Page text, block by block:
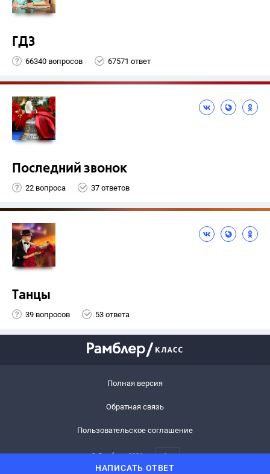
НАПИСАТЬ ОТВЕТ
ГДЗ
66340 вопросов 67571 ответ
Последний звонок
22 вопроса 37 ответов
Танцы
39 вопросов 53 ответа
Полная версия
Обратная связь
Пользовательское соглашение
© Рамблер,2026 6+